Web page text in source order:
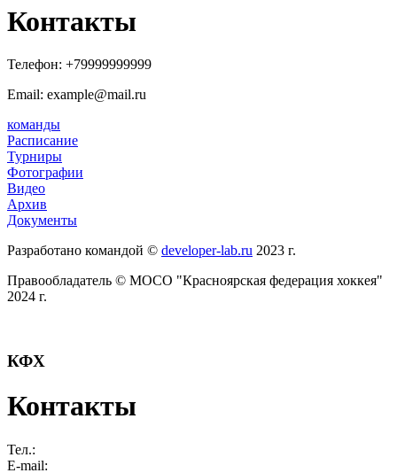
Контакты
Телефон: +79999999999
Email: example@mail.ru
команды
Расписание
Турниры
Фотографии
Видео
Архив
Документы
Разработано командой © developer-lab.ru 2023 г.
Правообладатель © МОСО "Красноярская федерация хоккея"
2024 г.
КФХ
Контакты
Тел.:
E-mail: